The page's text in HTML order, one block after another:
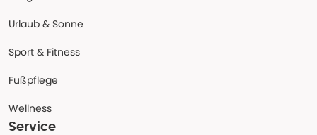
Urlaub & Sonne
Sport & Fitness
Fußpflege
Wellness
Service